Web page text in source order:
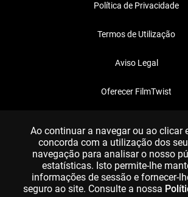
Política de Privacidade
Termos de Utilização
Aviso Legal
Oferecer FilmTwist
Ao continuar a navegar ou ao clicar
concorda com a utilização dos
navegação para analisar o nosso
estatísticas. Isto permite-lhe
informações de sessão e fornecer-
seguro ao site. Consulte a nossa